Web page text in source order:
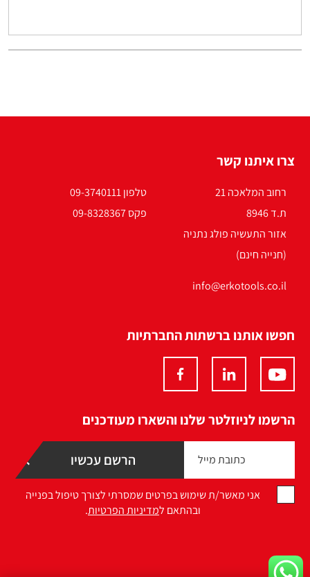
צרו איתנו קשר
רחוב המלאכה 21
ת.ד 8946
אזור התעשיה פולג נתניה
(חנייה חינם)
טלפון 09-3740111
פקס 09-8328367
info@erkotools.co.il
חפשו אותנו ברשתות החברתיות
הרשמו לניוזלטר שלנו והשארו מעודכנים
אני מאשר/ת שימוש בפרטים שמסרתי לצורך טיפול בפנייה
ובהתאם למדיניות הפרטיות.